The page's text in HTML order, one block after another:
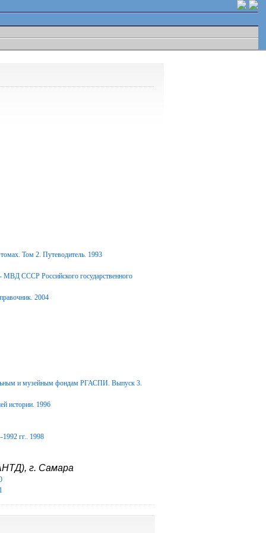
Том 2. Путеводитель. 1993
МВД СССР Российского государственного
2004
и музейным фондам РГАСПИ. Выпуск 3.
истории. 1996
гг.. 1998
г. Самара